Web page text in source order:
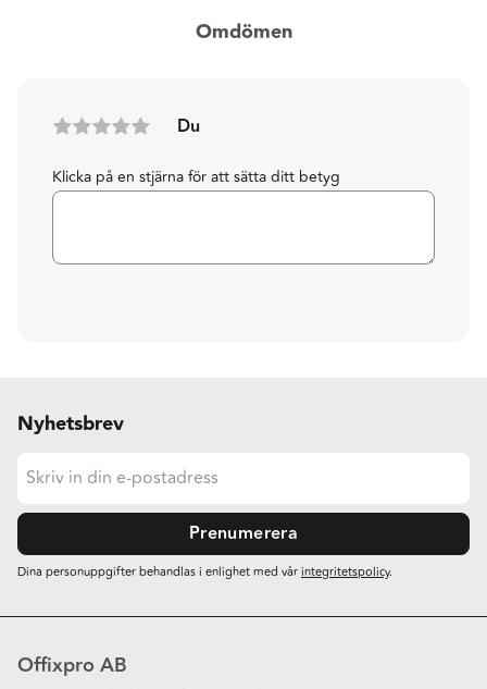
Omdömen
Du
Klicka på en stjärna för att sätta ditt betyg
Nyhetsbrev
Prenumerera
Dina personuppgifter behandlas i enlighet med vårintegritetspolicy.
Offixpro AB